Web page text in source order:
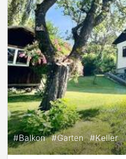
#Balkon #Garten #Keller